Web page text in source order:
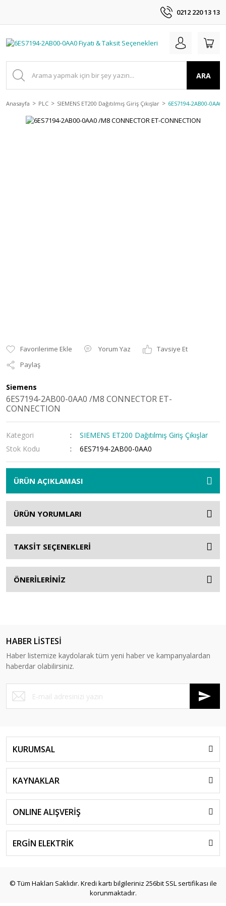
0212 220 13 13
ARA
Anasayfa PLC SIEMENS ET200 Dağıtılmış Giriş Çıkışlar 6ES7194-2AB00-0AA0
Yorum Yaz
Tavsiye Et
Paylaş
Siemens
6ES7194-2AB00-0AA0 /M8 CONNECTOR ET-
CONNECTION
Kategori
SIEMENS ET200 Dağıtılmış Giriş Çıkışlar
Stok Kodu
6ES7194-2AB00-0AA0
ÜRÜN AÇIKLAMASI
ÜRÜN YORUMLARI
TAKSİT SEÇENEKLERİ
ÖNERİLERİNİZ
HABER LİSTESİ
Haber listemize kaydolarak tüm yeni haber ve kampanyalardan
haberdar olabilirsiniz.
KURUMSAL
KAYNAKLAR
ONLINE ALIŞVERİŞ
ERGİN ELEKTRİK
© Tüm Hakları Saklıdır. Kredi kartı bilgileriniz 256bit SSL sertifikası ile
korunmaktadır.